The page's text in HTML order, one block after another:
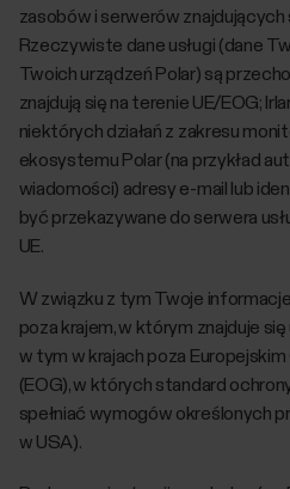
zasobów i serwerów znajdujących
Rzeczywiste dane usługi (dane
Twoich urządzeń Polar) są
znajdują się na terenie UE/EOG;
niektórych działań z zakresu
ekosystemu Polar (na przykład
wiadomości) adresy e-mail lub
być przekazywane do serwera
UE.
W związku z tym Twoje
poza krajem, w którym znajduje
w tym w krajach poza
(EOG), w których standard
spełniać wymogów określonych
w USA).